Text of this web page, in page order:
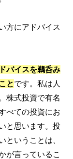
方にアドバイス
バイスを鵜呑み
とです。私は人
株式投資で有名
べての投資にお
と思います。投
ということは、
が言っているこ